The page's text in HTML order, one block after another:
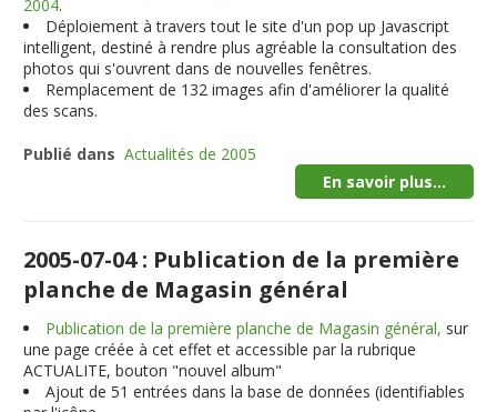
2004.
Déploiement à travers tout le site d'un pop up Javascript
intelligent, destiné à rendre plus agréable la consultation des
photos qui s'ouvrent dans de nouvelles fenêtres.
Remplacement de 132 images afin d'améliorer la qualité
des scans.
Publié dans Actualités de 2005
En savoir plus...
2005-07-04 : Publication de la première
planche de Magasin général
Publication de la première planche de Magasin général, sur
une page créée à cet effet et accessible par la rubrique
ACTUALITE, bouton "nouvel album"
Ajout de51 entrées dans la base de données (identifiables